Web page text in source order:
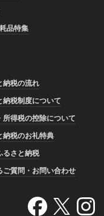
品特集
納税の流れ
納税制度について
所得税の控除について
納税のお礼特典
るさと納税
ご質問・お問い合わせ